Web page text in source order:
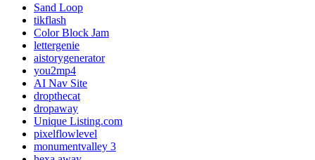
Sand Loop
tikflash
Color Block Jam
lettergenie
aistorygenerator
you2mp4
AI Nav Site
dropthecat
dropaway
Unique Listing.com
pixelflowlevel
monumentvalley 3